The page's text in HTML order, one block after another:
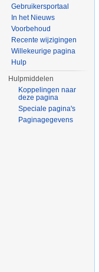
Gebruikersportaal
In het Nieuws
Voorbehoud
Recente wijzigingen
Willekeurige pagina
Hulp
Hulpmiddelen
Koppelingen naar
deze pagina
Speciale pagina's
Paginagegevens